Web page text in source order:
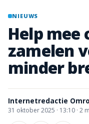
NIEUWS
Help mee
zamelen
minder
Internetredactie
31 oktober 2025 · 13:10 · 2